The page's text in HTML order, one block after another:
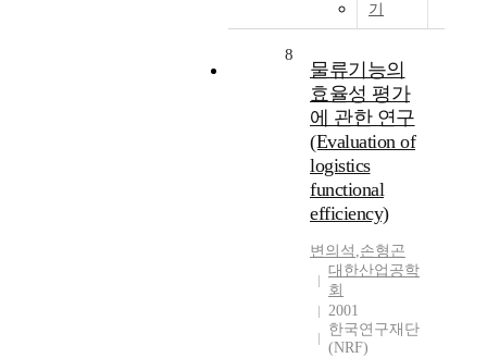
기
8
물류기능의
효율성 평가
에 관한 연구
(Evaluation of
logistics
functional
efficiency)
변의석 ,손형곤
대한산업공학
회
2001
한국연구재단
(NRF)